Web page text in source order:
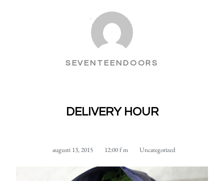
SEVENTEENDOORS
DELIVERY HOUR
augusti 13, 2015 12:00 f m Uncategorized